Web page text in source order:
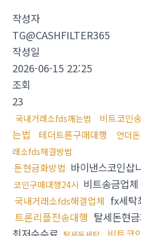
작성자
TG@CASHFILTER365
작성일
2026-06-15 22:25
조회
23
국내거래소fds깨는법 비트코인
는법
테더트론구매대행 언더
래소fds해결방법
돈현금화방법 바이낸스코인삽
코인구매대행24시 비트송금업체
국내거래소fds해결업체 fx세탁
트론리플전송대행 탈세돈현